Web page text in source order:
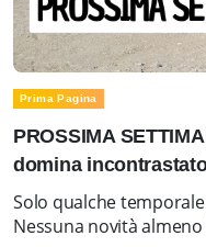
Prima Pagina
PROSSIMA
domina
Solo qualche
Nessuna novità